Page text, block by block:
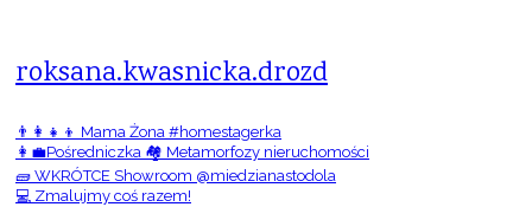
roksana.kwasnicka.drozd
👨‍👩‍👧‍👦 Mama Żona #homestagerka
👩‍💼Pośredniczka 🏘️ Metamorfozy nieruchomości
🧱 WKRÓTCE Showroom @miedzianastodola
💻 Zmalujmy coś razem!